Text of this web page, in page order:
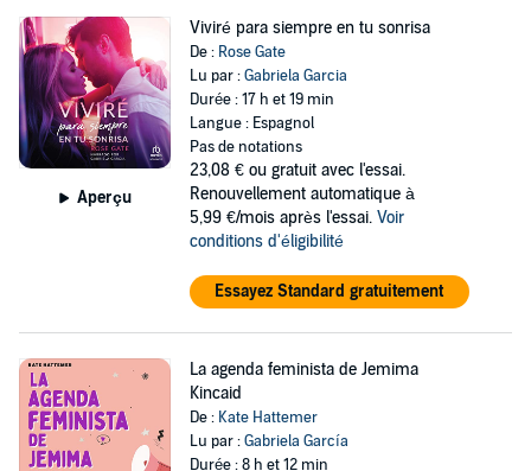
Aperçu
Viviré para siempre en tu sonrisa
De : Rose Gate
Lu par :Gabriela Garcia
Durée : 17 h et 19 min
Langue : Espagnol
Pas de notations
23,08 € ou gratuit avec l'essai.
Renouvellement automatique à
5,99 €/mois après l'essai. Voir
conditions d'éligibilité
Essayez Standard gratuitement
La agenda feminista de Jemima
Kincaid
De : Kate Hattemer
Lu par :Gabriela García
Durée : 8 h et 12 min